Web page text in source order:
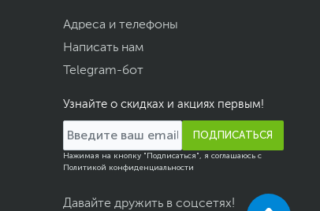
Адреса и телефоны
Написать нам
Telegram-бот
Узнайте о скидках и акциях первым!
ПОДПИСАТЬСЯ
Нажимая на кнопку "Подписаться", я соглашаюсь с
Политикой конфиденциальности
Давайте дружить в соцсетях!